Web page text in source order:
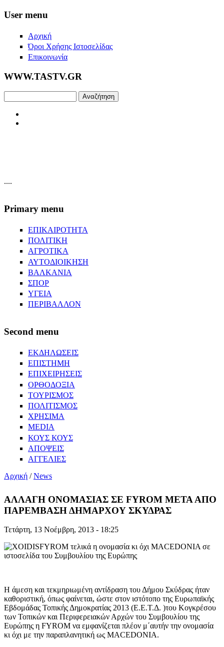
Skip to main content
User menu
Αρχική
Όροι Χρήσης Ιστοσελίδας
Επικοινωνία
WWW.TASTV.GR
....
Primary menu
ΕΠΙΚΑΙΡΟΤΗΤΑ
ΠΟΛΙΤΙΚΗ
ΑΓΡΟΤΙΚΑ
ΑΥΤΟΔΙΟΙΚΗΣΗ
ΒΑΛΚΑΝΙΑ
ΣΠΟΡ
ΥΓΕΙΑ
ΠΕΡΙΒΑΛΛΟΝ
Second menu
ΕΚΔΗΛΩΣΕΙΣ
ΕΠΙΣΤΗΜΗ
ΕΠΙΧΕΙΡΗΣΕΙΣ
ΟΡΘΟΔΟΞΙΑ
ΤΟΥΡΙΣΜΟΣ
ΠΟΛΙΤΙΣΜΟΣ
ΧΡΗΣΙΜΑ
MEDIA
ΚΟΥΣ ΚΟΥΣ
ΑΠΟΨΕΙΣ
ΑΓΓΕΛΙΕΣ
Αρχική /News
ΑΛΛΑΓΗ ΟΝΟΜΑΣΙΑΣ ΣΕ FYROM ΜΕΤΑ ΑΠΟ
ΠΑΡΕΜΒΑΣΗ ΔΗΜΑΡΧΟΥ ΣΚΥΔΡΑΣ
Τετάρτη, 13 Νοέμβρη, 2013 - 18:25
FYROM τελικά η ονομασία κι όχι MACEDONIA σε
ιστοσελίδα του Συμβουλίου της Ευρώπης
Η άμεση και τεκμηριωμένη αντίδραση του Δήμου Σκύδρας ήταν
καθοριστική, όπως φαίνεται, ώστε στον ιστότοπο της Ευρωπαϊκής
Εβδομάδας Τοπικής Δημοκρατίας 2013 (Ε.Ε.Τ.Δ. )του Κογκρέσου
των Τοπικών και Περιφερειακών Αρχών του Συμβουλίου της
Ευρώπης η FYROM να εμφανίζεται πλέον μ΄αυτήν την ονομασία
κι όχι με την παραπλανητική ως MACEDONIA.